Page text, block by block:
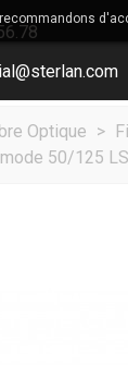
Optique >
50/125